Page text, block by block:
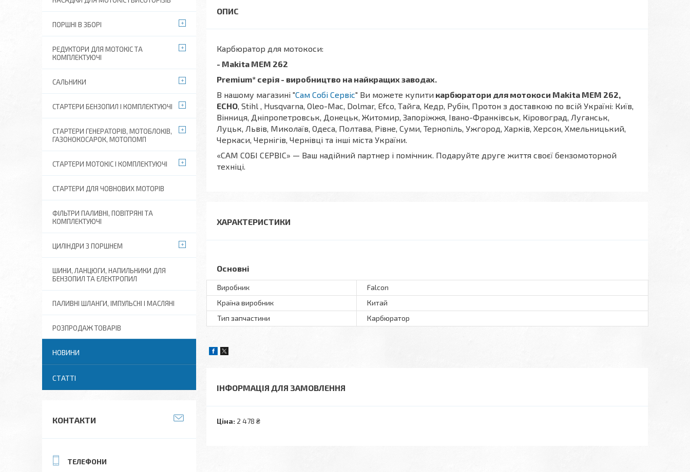
Карбюратор для мотокоси:
- Makita MEM 262
Premium* серія - виробництво на найкращих заводах.
В нашому магазині "Сам Собі Сервіс" Ви можете купити карбюратори для мотокоси Makita MEM 262,
ECHO, Stihl , Husqvarna, Oleo-Mac, Dolmar, Efco, Тайга, Кедр, Рубін, Протон з доставкою по всій Україні: Київ,
Вінниця, Дніпропетровськ, Донецьк, Житомир, Запоріжжя, Івано-Франківськ, Кіровоград, Луганськ,
Луцьк, Львів, Миколаїв, Одеса, Полтава, Рівне, Суми, Тернопіль, Ужгород, Харків, Херсон, Хмельницький,
Черкаси, Чернігів, Чернівці та інші міста України.
«САМ СОБІ СЕРВІС» — Ваш надійний партнер і помічник. Подаруйте друге життя своєї бензомоторной
техніці.
ХАРАКТЕРИСТИКИ
Основні
Виробник
Falcon
Країна виробник
Китай
Тип запчастини
Карбюратор
ІНФОРМАЦІЯ ДЛЯ ЗАМОВЛЕННЯ
Ціна: 2 478 ₴
ПОРШНІ В ЗБОРІ
РЕДУКТОРИ ДЛЯ МОТОКІС ТА
КОМПЛЕКТУЮЧІ
САЛЬНИКИ
СТАРТЕРИ БЕНЗОПИЛ І КОМПЛЕКТУЮЧІ
СТАРТЕРИ ГЕНЕРАТОРІВ, МОТОБЛОКІВ,
ГАЗОНОКОСАРОК, МОТОПОМП
СТАРТЕРИ МОТОКІС І КОМПЛЕКТУЮЧІ
СТАРТЕРИ ДЛЯ ЧОВНОВИХ МОТОРІВ
ФІЛЬТРИ ПАЛИВНІ, ПОВІТРЯНІ ТА
КОМПЛЕКТУЮЧІ
ЦИЛІНДРИ З ПОРШНЕМ
ШИНИ, ЛАНЦЮГИ, НАПИЛЬНИКИ ДЛЯ
БЕНЗОПИЛ ТА ЕЛЕКТРОПИЛ
ПАЛИВНІ ШЛАНГИ, ІМПУЛЬСНІ І МАСЛЯНІ
РОЗПРОДАЖ ТОВАРІВ
НОВИНИ
СТАТТІ
КОНТАКТИ